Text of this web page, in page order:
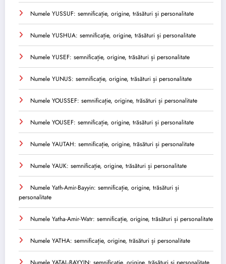
Numele YUSSUF: semnificație, origine, trăsături și personalitate
Numele YUSHUA: semnificație, origine, trăsături și personalitate
Numele YUSEF: semnificație, origine, trăsături și personalitate
Numele YUNUS: semnificație, origine, trăsături și personalitate
Numele YOUSSEF: semnificație, origine, trăsături și personalitate
Numele YOUSEF: semnificație, origine, trăsături și personalitate
Numele YAUTAH: semnificație, origine, trăsături și personalitate
Numele YAUK: semnificație, origine, trăsături și personalitate
Numele Yath-Amir-Bayyin: semnificație, origine, trăsături și
personalitate
Numele Yatha-Amir-Watr: semnificație, origine, trăsături și personalitate
Numele YATHA: semnificație, origine, trăsături și personalitate